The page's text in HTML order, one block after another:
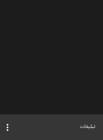
تبلیغات